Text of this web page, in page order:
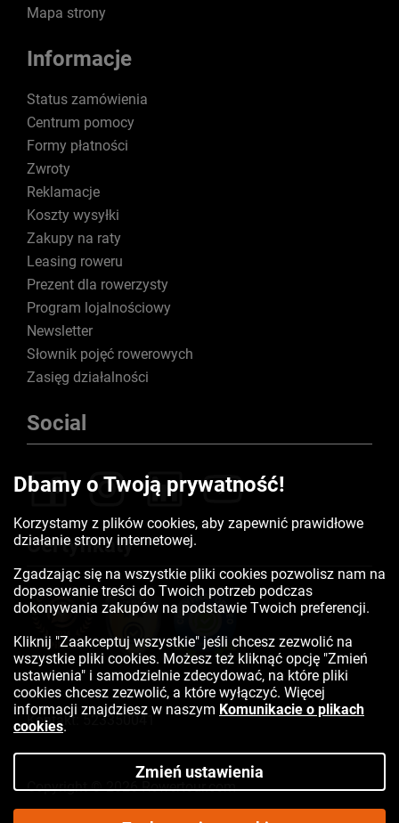
Mapa strony
Informacje
Status zamówienia
Centrum pomocy
Formy płatności
Zwroty
Reklamacje
Koszty wysyłki
Zakupy na raty
Leasing roweru
Prezent dla rowerzysty
Program lojalnościowy
Newsletter
Słownik pojęć rowerowych
Zasięg działalności
Social
Certyfikaty
Kontakt: 523350041
Copyright © 2026 Rowertour.com
Internetowy sklep rowerowy
Dbamy o Twoją prywatność!
Korzystamy z plików cookies, aby zapewnić prawidłowe
działanie strony internetowej.
Zgadzając się na wszystkie pliki cookies pozwolisz nam na
dopasowanie treści do Twoich potrzeb podczas
dokonywania zakupów na podstawie Twoich preferencji.
Kliknij "Zaakceptuj wszystkie" jeśli chcesz zezwolić na
wszystkie pliki cookies. Możesz też kliknąć opcję "Zmień
ustawienia" i samodzielnie zdecydować, na które pliki
cookies chcesz zezwolić, a które wyłączyć. Więcej
informacji znajdziesz w naszym Komunikacie o plikach
cookies.
Zmień ustawienia